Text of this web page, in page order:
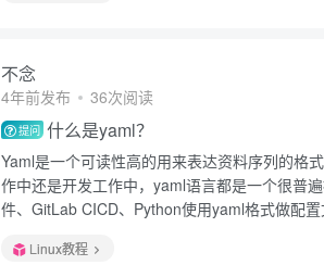
不念
4年前发布 36次阅读
提问 什么是yaml？
Yaml是一个可读性高的用来表达资料序列的格
作中还是开发工作中，yaml语言都是一个很普
件、GitLab CICD、Python使用yaml格式做配
Linux教程